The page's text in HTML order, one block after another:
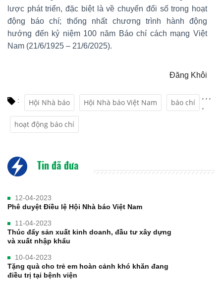
lược phát triển, đặc biệt là về chuyển đổi số trong hoạt
động báo chí; thống nhất chương trình hành động
hướng đến kỷ niệm 100 năm Báo chí cách mạng Việt
Nam (21/6/1925 – 21/6/2025).
Đăng Khôi
: Hội Nhà báo
,
Hội Nhà báo Việt Nam
,
báo chí
,
hoạt động báo chí
,
Tin đã đưa
12-04-2023
Phê duyệt Điều lệ Hội Nhà báo Việt Nam
11-04-2023
Thúc đẩy sản xuất kinh doanh, đầu tư xây dựng
và xuất nhập khẩu
10-04-2023
Tặng quà cho trẻ em hoàn cảnh khó khăn đang
điều trị tại bệnh viện